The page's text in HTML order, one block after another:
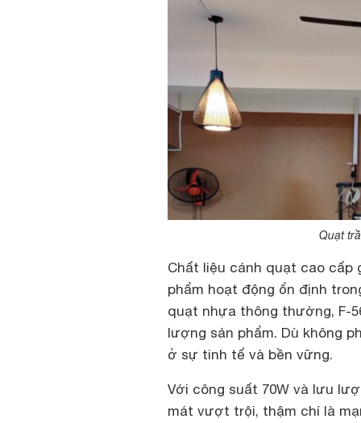
Quạt
Chất liệu cánh quạt cao cấp
phẩm hoạt động ổn định
quạt nhựa thông thường, F-
lượng sản phẩm. Dù không
ở sự tinh tế và bền vững.
Với công suất 70W và lưu
mát vượt trội, thậm chí là